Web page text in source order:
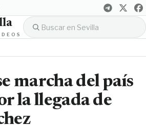
marcha del país
la llegada de